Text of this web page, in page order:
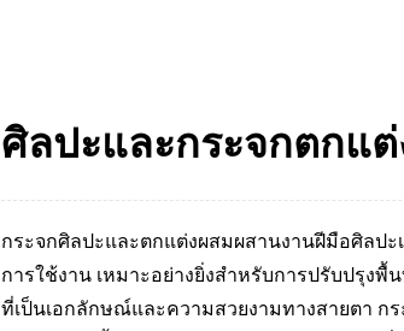
ศิลปะและกระจกตกแต่
กระจกศิลปะและตกแต่งผสมผสานงานฝีมือศิลปะ
การใช้งาน เหมาะอย่างยิ่งสำหรับการปรับปรุงพื้
ที่เป็นเอกลักษณ์และความสวยงามทางสายตา ก